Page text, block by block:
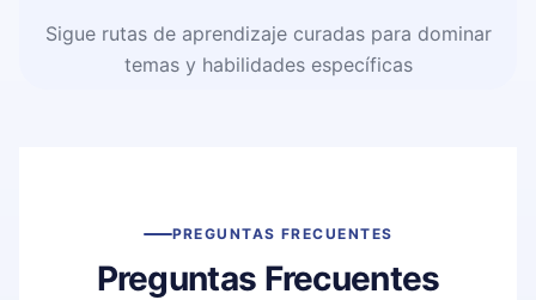
Sigue rutas de aprendizaje curadas para dominar
temas y habilidades específicas
PREGUNTAS FRECUENTES
Preguntas Frecuentes